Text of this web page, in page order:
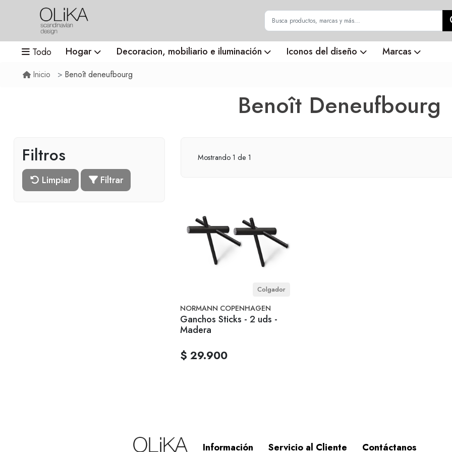
Todo Hogar Decoracion, mobiliario e iluminación Iconos del diseño Marcas
Inicio Benoît deneufbourg
Benoît Deneufbourg
Filtros
Limpiar Filtrar
Mostrando 1 de 1
Colgador
NORMANN COPENHAGEN
Ganchos Sticks - 2 uds -
Madera
$ 29.900
Información Servicio al Cliente Contáctanos